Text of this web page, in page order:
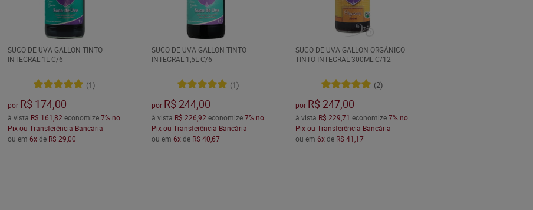
SUCO DE UVA GALLON TINTO
INTEGRAL 1L C/6
(1)
por R$ 174,00
à vista R$ 161,82economize7% no
Pix ou Transferência Bancária
ou em 6xde R$ 29,00
SUCO DE UVA GALLON TINTO
INTEGRAL 1,5L C/6
(1)
por R$ 244,00
à vista R$ 226,92economize7% no
Pix ou Transferência Bancária
ou em 6xde R$ 40,67
SUCO DE UVA GALLON ORGÂNICO
TINTO INTEGRAL 300ML C/12
(2)
por R$ 247,00
à vista R$ 229,71 economize7% no
Pix ou Transferência Bancária
ou em 6xde R$ 41,17